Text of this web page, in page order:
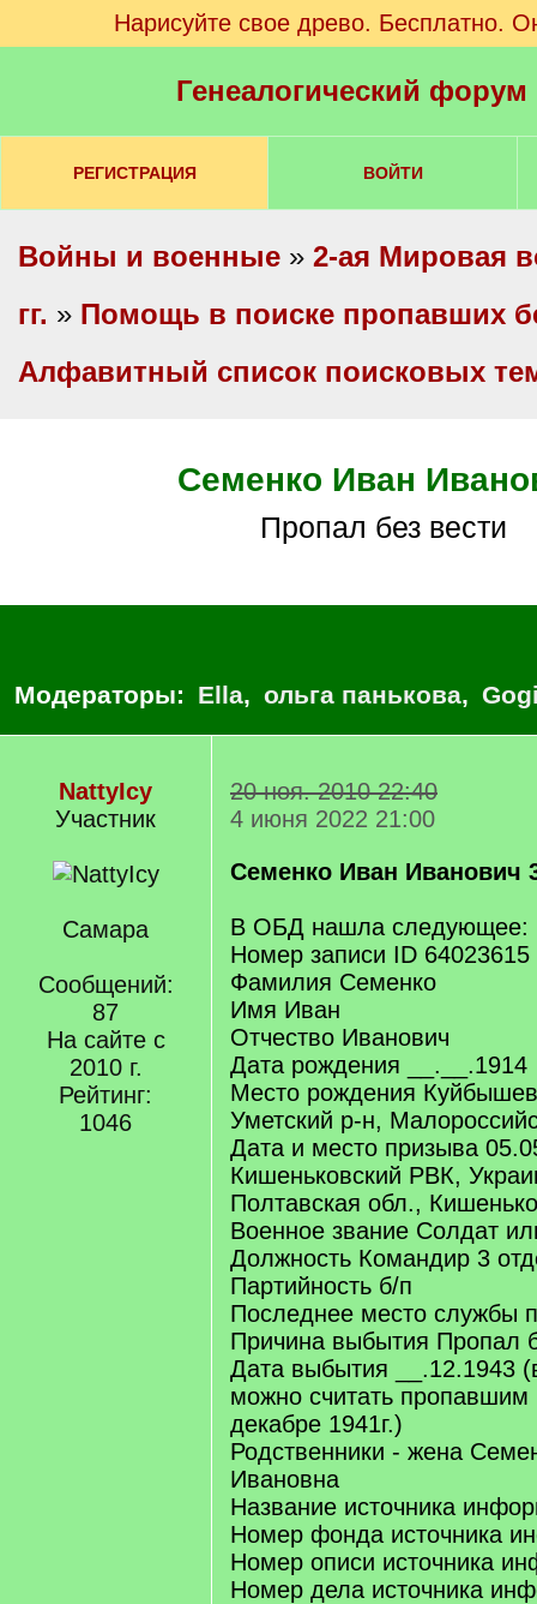
Нарисуйте свое древо. Бесплатно.
Генеалогический
РЕГИСТРАЦИЯ ВОЙТИ
Войны и военные » 2-ая Мировая
гг. » Помощь в поиске пропавших
Алфавитный список поисковых
Семенко Иван
Пропал без вести
Модераторы: Ella, ольга панькова,
NattyIcy
Участник
Самара
Сообщений:
87
На сайте с
2010 г.
Рейтинг:
1046
20 ноя. 2010 22:40
4 июня 2022 21:00
Семенко Иван Иванович
В ОБД нашла следующее:
Номер записи ID 64023615
Фамилия Семенко
Имя Иван
Отчество Иванович
Дата рождения __.__.1914
Место рождения
Уметский р-н,
Дата и место призыва
Кишеньковский РВК,
Полтавская обл.,
Военное звание Солдат
Должность Командир 3
Партийность б/п
Последнее место службы
Причина выбытия Пропал
Дата выбытия __.12.1943
можно считать пропавшим
декабре 1941г.)
Родственники - жена
Ивановна
Название источника
Номер фонда источника
Номер описи источника
Номер дела источника